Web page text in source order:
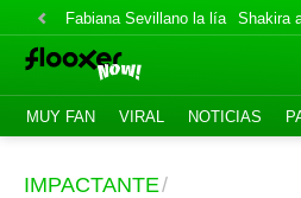
Fabiana Sevillano la lía Shakira
MUY FAN VIRAL NOTICIAS
IMPACTANTE